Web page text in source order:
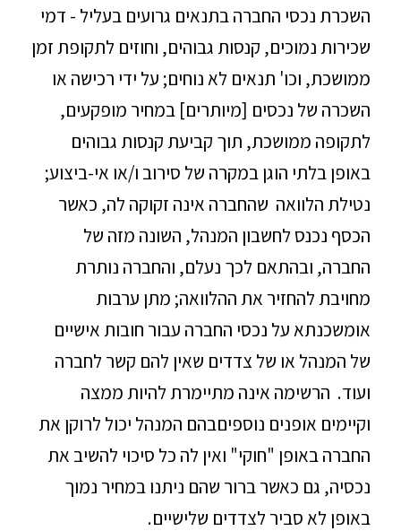
השכרת נכסי החברה בתנאים גרועים בעליל - דמי
שכירות נמוכים, קנסות גבוהים, וחוזים לתקופת זמן
ממושכת, וכו' תנאים לא נוחים; על ידי רכישה או
השכרה של נכסים [מיותרים] במחיר מופקעים,
לתקופה ממושכת, תוך קביעת קנסות גבוהים
באופן בלתי הוגן במקרה של סירוב ו/או אי-ביצוע;
נטילת הלוואה שהחברה אינה זקוקה לה, כאשר
הכסף נכנס לחשבון המנהל, השונה מזה של
החברה, ובהתאם לכך נעלם, והחברה נותרת
מחויבת להחזיר את ההלוואה; מתן ערבות
אומשכנתא על נכסי החברה עבור חובות אישיים
של המנהל או של צדדים שאין להם קשר לחברה
ועוד. הרשימה אינה מתיימרת להיות ממצה
וקיימים אופנים נוספיםבהם המנהל יכול לרוקן את
החברה באופן "חוקי" ואין לה כל סיכוי להשיב את
נכסיה, גם כאשר ברור שהם ניתנו במחיר נמוך
באופן לא סביר לצדדים שלישיים.